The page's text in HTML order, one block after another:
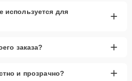
используется для
+
заказа? +
и прозрачно? +